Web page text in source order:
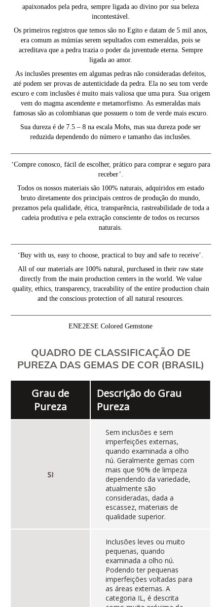
apaixonados pela pedra, sempre ligada ao divino por sua beleza
incontestável.
Os primeiros registros que temos são no Egito e datam de 5 mil anos,
era comum as múmias serem sepultados com esmeraldas, pois se
acreditava que a pedra trazia o poder da juventude eterna. Sempre
ligada ao amor.
As inclusões presentes em algumas pedras não consideradas defeitos,
até podem ser provas de autenticidade da pedra. Ela no seu tom verde
escuro e com inclusões é muito mais valiosa que uma pura. Sua origem
vem do magma ascendente e metamorfismo. As esmeraldas mais
famosas são as colombianas que possuem o tom de verde mais escuro.
Sua dureza é de 7.5 – 8 na escala Mohs, mas sua dureza pode ser
reduzida dependendo do número e tamanho das inclusões.
‘Compre conosco, fácil de escolher, prático para comprar e seguro para
receber’.
Todos os nossos materiais são 100% naturais, adquiridos em estado
bruto diretamente dos principais centros de produção do mundo,
prezamos pela qualidade, ética, transparência, rastreabilidade de toda a
cadeia produtiva e pela extração consciente de todos os recursos
naturais.
‘Buy with us, easy to choose, practical to buy and safe to receive’.
All of our materials are 100% natural, purchased in their raw state
directly from the main production centers in the world. We value
quality, ethics, transparency, traceability of the entire production chain
and the conscious protection of all natural resources.
ENE2ESE Colored Gemstone
QUADRO DE CLASSIFICAÇÃO DE
PUREZA DAS GEMAS DE COR (BRASIL)
Grau de
Pureza
Descrição do Grau
Pureza
SI
Sem inclusões e sem
imperfeições externas,
quando examinada a olho
nú. Geralmente gemas com
mais que 90% de limpeza
dependendo da variedade,
atualmente são
consideradas, dada a
escassez, materiais de
qualidade superior.
Inclusões leves ou muito
pequenas, quando
examinada a olho nú.
Podendo ter pequenas
imperfeições voltadas para
as áreas externas. A
categoria IL, é descrita